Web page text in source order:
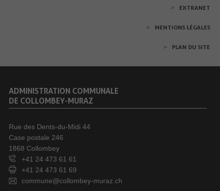
EXTRANET
MENTIONS LÉGALES
PLAN DU SITE
ADMINISTRATION COMMUNALE
DE COLLOMBEY-MURAZ
Rue des Dents-du-Midi 44
Case postale 246
1868 Collombey
+41 24 473 61 61
+41 24 473 61 69
commune@collombey-muraz.ch